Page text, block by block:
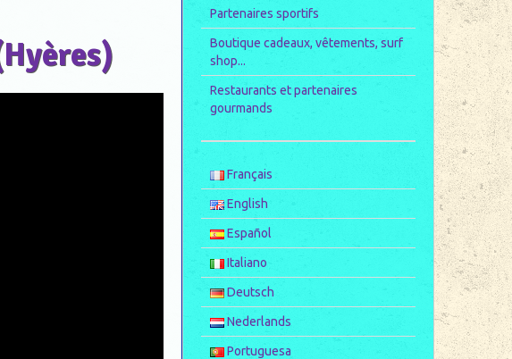
Partenaires sportifs
Boutique cadeaux, vêtements, surf
shop...
Restaurants et partenaires
gourmands
Français
English
Español
Italiano
Deutsch
Nederlands
Portuguesa